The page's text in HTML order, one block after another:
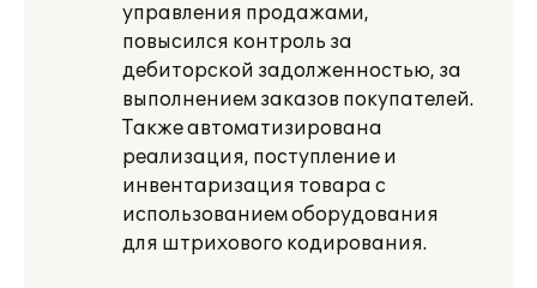
управления продажами,
повысился контроль за
дебиторской задолженностью, за
выполнением заказов покупателей.
Также автоматизирована
реализация, поступление и
инвентаризация товара с
использованием оборудования
для штрихового кодирования.